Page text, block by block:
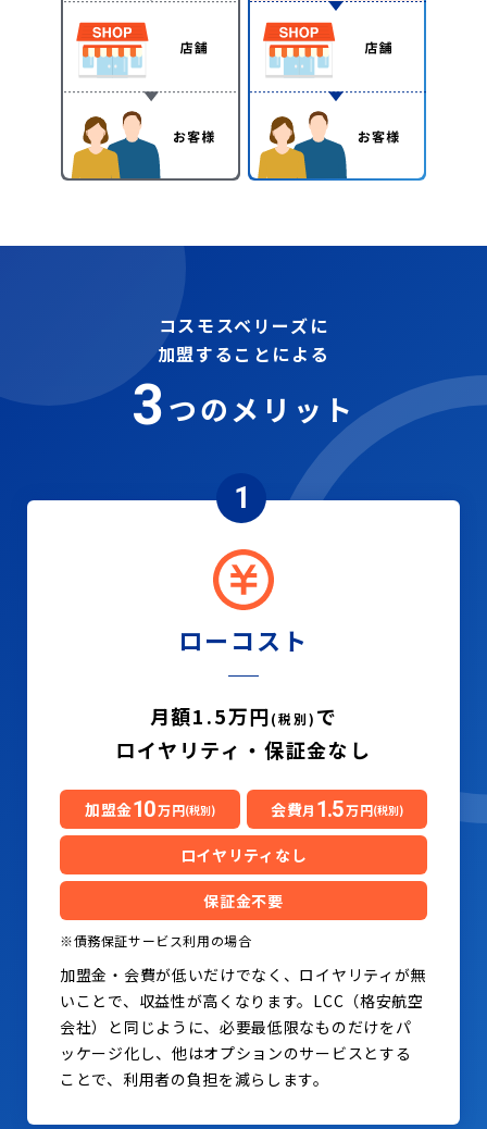
コスモスベリーズに
加盟することによる
3つのメリット
1
ローコスト
月額1.5万円(税別) で
ロイヤリティ・保証金なし
加盟金10万円(税別) 会費月 1.5万円(税別)
ロイヤリティなし
保証金不要
※債務保証サービス利用の場合
加盟金・会費が低いだけでなく、ロイヤリティが無
いことで、収益性が高くなります。LCC（格安航空
会社）と同じように、必要最低限なものだけをパ
ッケージ化し、他はオプションのサービスとする
ことで、利用者の負担を減らします。